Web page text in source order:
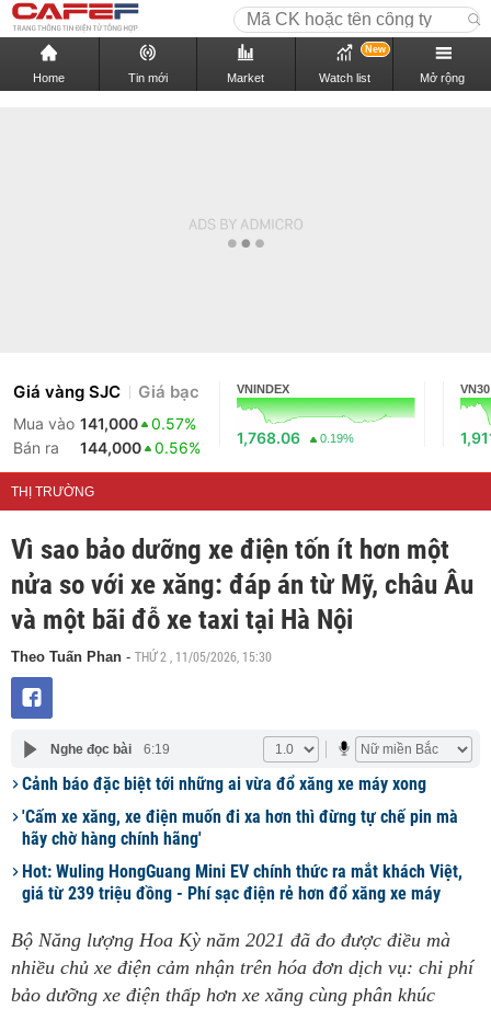
Home Tin mới Market Watch list
New
Mở rộng
Giá vàng SJC Giá bạc
Mua vào 141,000
0.57%
Bán ra
144,000 0.56%
VNINDEX
1,768.06 0.19%
VN30
THỊ TRƯỜNG
Vì sao bảo dưỡng xe điện tốn ít hơn một
nửa so với xe xăng: đáp án từ Mỹ, châu Âu
và một bãi đỗ xe taxi tại Hà Nội
Theo Tuấn Phan - THỨ 2 , 11/05/2026, 15:30
Nghe đọc bài 6:19
Cảnh báo đặc biệt tới những ai vừa đổ xăng xe máy xong
'Cấm xe xăng, xe điện muốn đi xa hơn thì đừng tự chế pin mà
hãy chờ hàng chính hãng'
Hot: Wuling HongGuang Mini EV chính thức ra mắt khách Việt,
giá từ 239 triệu đồng - Phí sạc điện rẻ hơn đổ xăng xe máy
Bộ Năng lượng Hoa Kỳ năm 2021 đã đo được điều mà
nhiều chủ xe điện cảm nhận trên hóa đơn dịch vụ: chi phí
bảo dưỡng xe điện thấp hơn xe xăng cùng phân khúc